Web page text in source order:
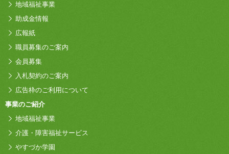
地域福祉事業
助成金情報
広報紙
職員募集のご案内
会員募集
入札契約のご案内
広告枠のご利用について
事業のご紹介
地域福祉事業
介護・障害福祉サービス
やすづか学園